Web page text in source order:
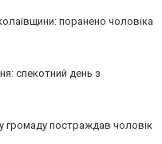
поранено чоловіка
спекотний день з
громаду постраждав чоловік